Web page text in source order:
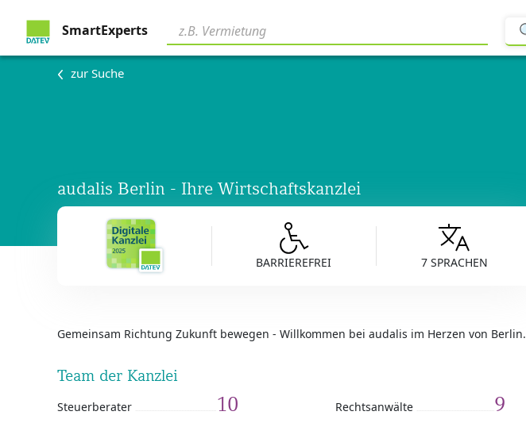
SmartExperts
zur Suche
audalis Berlin - Ihre Wirtschaftskanzlei
BARRIEREFREI 7 SPRACHEN
Gemeinsam Richtung Zukunft bewegen - Willkommen bei audalis im Herzen von Berlin.
Team der Kanzlei
Steuerberater 10 Rechtsanwälte 9